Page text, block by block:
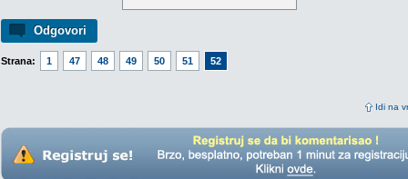
Odgovori
Strana: 1 47 48 49 50 51 52
Idi na